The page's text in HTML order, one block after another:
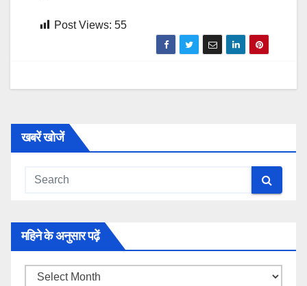
Post Views: 55
खबरें खोजें
महिने के अनुसार पढ़ें
महिने